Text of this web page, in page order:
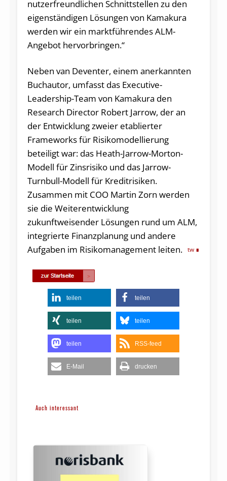
nutzerfreundlichen Schnittstellen zu den
eigenständigen Lösungen von Kamakura
werden wir ein marktführendes ALM-
Angebot hervorbringen.“
Neben van Deventer, einem anerkannten
Buchautor, umfasst das Executive-
Leadership-Team von Kamakura den
Research Director Robert Jarrow, der an
der Entwicklung zweier etablierter
Frameworks für Risikomodellierung
beteiligt war: das Heath-Jarrow-Morton-
Modell für Zinsrisiko und das Jarrow-
Turnbull-Modell für Kreditrisiken.
Zusammen mit COO Martin Zorn werden
sie die Weiterentwicklung
zukunftweisender Lösungen rund um ALM,
integrierte Finanzplanung und andere
Aufgaben im Risikomanagement leiten.
tw
teilen teilen
teilen teilen
teilen RSS-feed
E-Mail drucken
Auch interessant